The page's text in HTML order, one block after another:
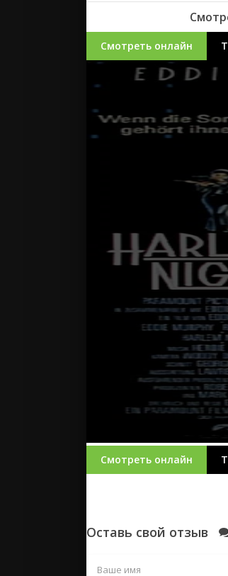
Смотреть онлайн
Смотреть онлайн
Оставь свой отзыв